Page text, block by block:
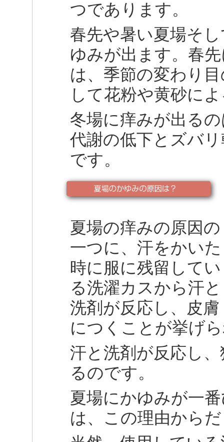
つであります。
春先や暑い夏場そ
ゆみが出ます。春
は、季節の変わり
して花粉や黄砂に
冬場に痒みが出る
代謝の低下とズバ
です。
夏場の痒みの原因の
一つに、汗をかいた
時に服に残留してい
る洗濯カスから汗と
洗剤が反応し、皮膚
につくことが挙げ
汗と洗剤が反応し
るのです。
夏場にかゆみが一
は、この理由から